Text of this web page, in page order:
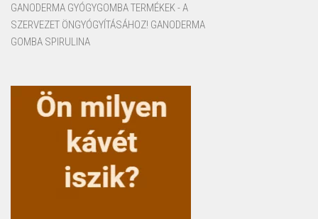
GANODERMA GYÓGYGOMBA TERMÉKEK - A
SZERVEZET ÖNGYÓGYÍTÁSÁHOZ! GANODERMA
GOMBA SPIRULINA